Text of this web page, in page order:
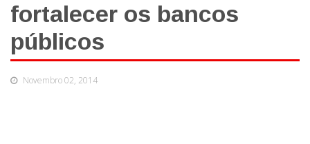
fortalecer os bancos
públicos
Novembro 02, 2014